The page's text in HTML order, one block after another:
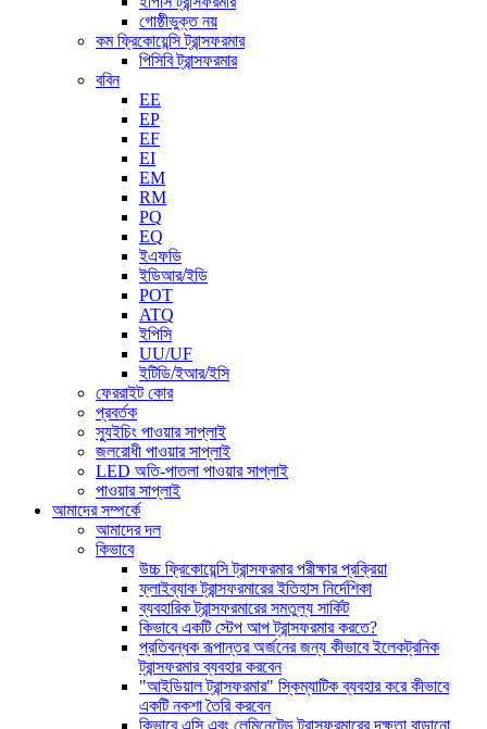
গোষ্ঠীভুক্ত নয়
কম ফ্রিকোয়েন্সি ট্রান্সফরমার
পিসিবি ট্রান্সফরমার
ববিন
EE
EP
EF
EI
EM
RM
PQ
EQ
ইএফডি
ইডিআর/ইডি
POT
ATQ
ইপিসি
UU/UF
ইটিডি/ইআর/ইসি
ফেররাইট কোর
প্রবর্তক
স্যুইচিং পাওয়ার সাপ্লাই
জলরোধী পাওয়ার সাপ্লাই
LED অতি-পাতলা পাওয়ার সাপ্লাই
পাওয়ার সাপ্লাই
আমাদের সম্পর্কে
আমাদের দল
কিভাবে
উচ্চ ফ্রিকোয়েন্সি ট্রান্সফরমার পরীক্ষার প্রক্রিয়া
ফ্লাইব্যাক ট্রান্সফরমারের ইতিহাস নির্দেশিকা
ব্যবহারিক ট্রান্সফরমারের সমতুল্য সার্কিট
কিভাবে একটি স্টেপ আপ ট্রান্সফরমার করতে?
প্রতিবন্ধক রূপান্তর অর্জনের জন্য কীভাবে ইলেকট্রনিক
ট্রান্সফরমার ব্যবহার করবেন
"আইডিয়াল ট্রান্সফরমার" স্কিম্যাটিক ব্যবহার করে কীভাবে
একটি নকশা তৈরি করবেন
কিভাবে এসি এবং লেমিনেটেড ট্রান্সফরমারের দক্ষতা বাড়ানো